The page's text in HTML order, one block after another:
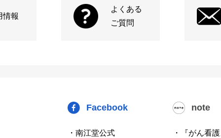
情報
よくある
ご質問
Facebook
・南江堂公式
note
・『がん看